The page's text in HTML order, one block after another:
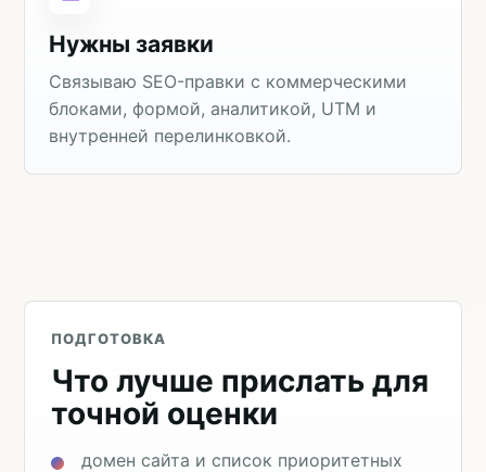
Нужны заявки
Связываю SEO-правки с коммерческими
блоками, формой, аналитикой, UTM и
внутренней перелинковкой.
ПОДГОТОВКА
Что лучше прислать для
точной оценки
домен сайта и список приоритетных